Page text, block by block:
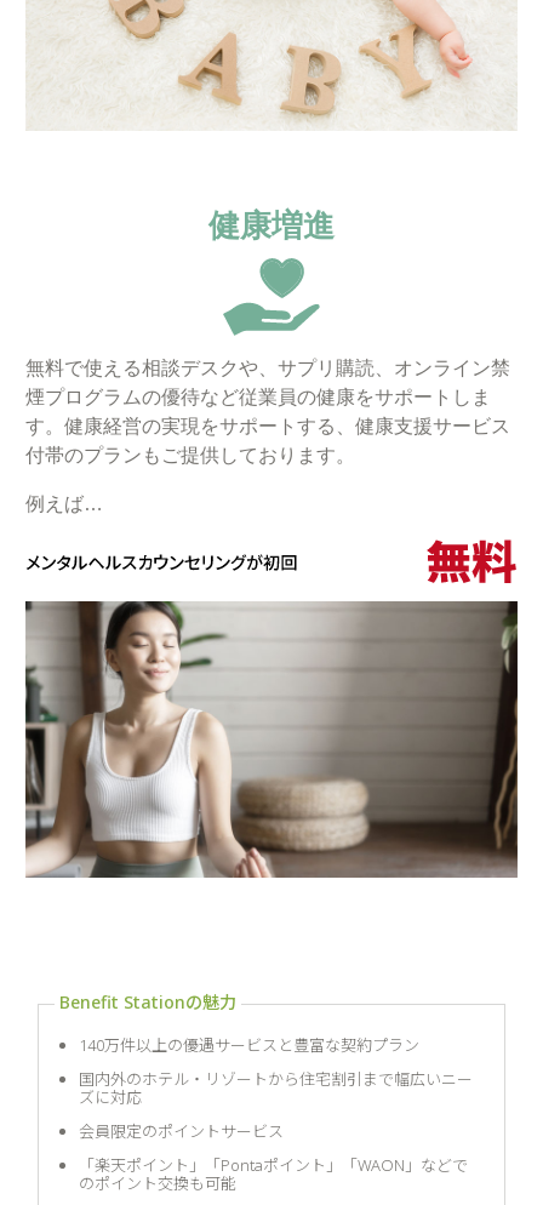
健康増進
無料で使える相談デスクや、サプリ購読、オンライン禁
煙プログラムの優待など従業員の健康をサポートしま
す。健康経営の実現をサポートする、健康支援サービス
付帯のプランもご提供しております。
例えば…
140万件以上の優遇サービスと豊富な契約プラン
国内外のホテル・リゾートから住宅割引まで幅広いニー
ズに対応
会員限定のポイントサービス
「楽天ポイント」「Pontaポイント」「WAON」などで
のポイント交換も可能